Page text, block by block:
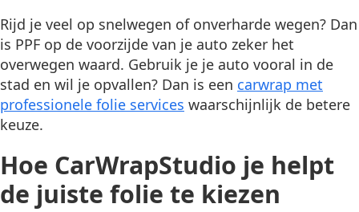
Rijd je veel op snelwegen of onverharde wegen? Dan
is PPF op de voorzijde van je auto zeker het
overwegen waard. Gebruik je je auto vooral in de
stad en wil je opvallen? Dan is een carwrap met
professionele folie services waarschijnlijk de betere
keuze.
Hoe CarWrapStudio je helpt
de juiste folie te kiezen